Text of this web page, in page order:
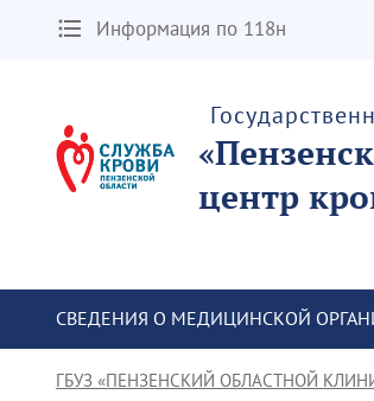
Информация по 118н
центр
СВЕДЕНИЯ О МЕДИЦИНСКОЙ
ГБУЗ «ПЕНЗЕНСКИЙ ОБЛАСТНОЙ